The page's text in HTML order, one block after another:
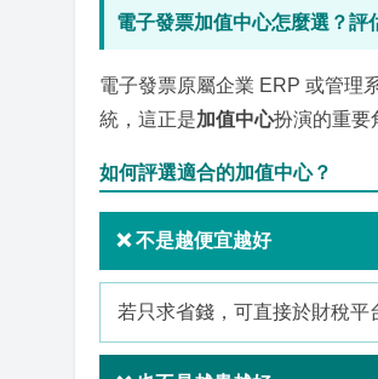
電子發票加值中心怎麼選？評
電子發票原屬企業 ERP 或管理
統，這正是加值中心扮演的重要
如何評選適合的加值中心？
❌ 不是越便宜越好
若只求省錢，可直接於財稅平